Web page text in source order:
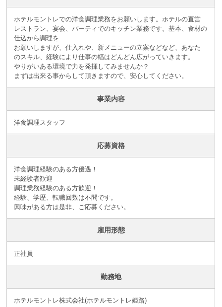
ホテルモントレでの洋食調理業務をお願いします。ホテルの直営
レストラン、宴会、パーティでのキッチン業務です。基本、食材の
仕込から調理を
お願いしますが、仕入れや、新メニューの立案などなど、あなた
のスキル、経験により仕事の幅はどんどん広がっていきます。
やりがいある環境で力を発揮してみませんか？
まずは出来る事からして頂きますので、安心してください。
事業内容
洋食調理スタッフ
応募資格
洋食調理経験のある方優遇！
未経験者歓迎
調理業務経験のある方歓迎！
経験、学歴、転職回数は不問です。
興味がある方は是非、ご応募ください。
雇用形態
正社員
勤務地
ホテルモントレ株式会社(ホテルモントレ姫路)